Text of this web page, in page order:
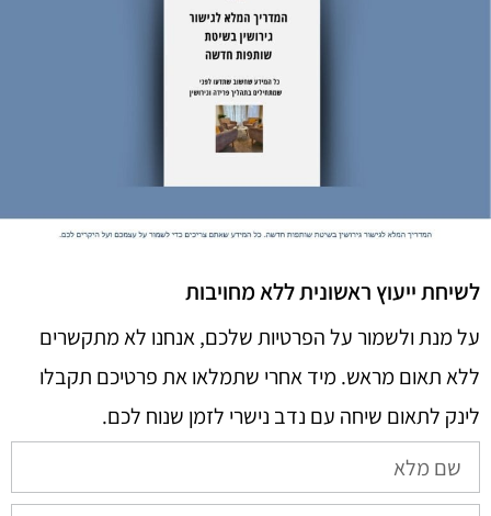
לשיחת ייעוץ ראשונית ללא מחויבות
על מנת ולשמור על הפרטיות שלכם, אנחנו לא מתקשרים
ללא תאום מראש. מיד אחרי שתמלאו את פרטיכם תקבלו
לינק לתאום שיחה עם נדב נישרי לזמן שנוח לכם.​